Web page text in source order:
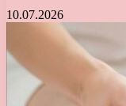
10.07.2026